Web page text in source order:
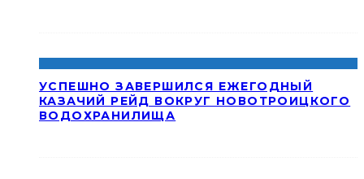
УСПЕШНО ЗАВЕРШИЛСЯ ЕЖЕГОДНЫЙ
КАЗАЧИЙ РЕЙД ВОКРУГ НОВОТРОИЦКОГО
ВОДОХРАНИЛИЩА